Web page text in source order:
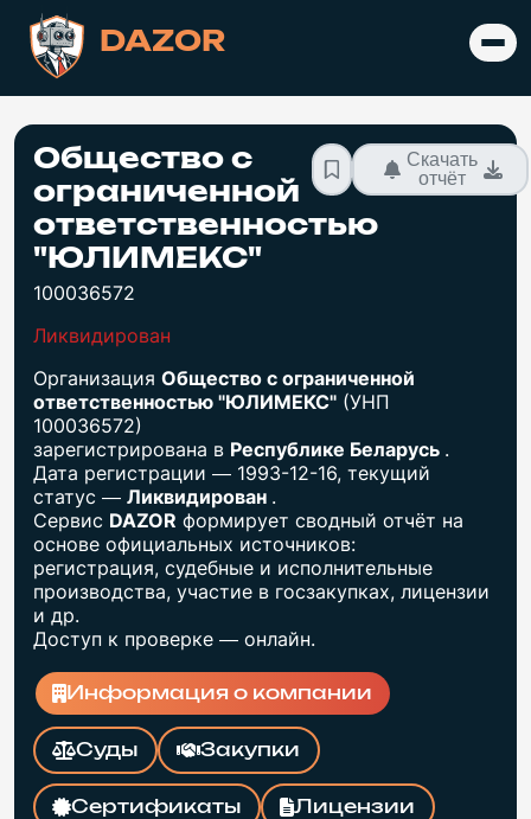
DAZOR
Общество с
ограниченной
ответственностью
"ЮЛИМЕКС"
100036572
Скачать
отчёт
Ликвидирован
Организация Общество с ограниченной
ответственностью "ЮЛИМЕКС" (УНП
100036572)
зарегистрирована в Республике Беларусь .
Дата регистрации — 1993-12-16, текущий
статус — Ликвидирован .
Сервис DAZOR формирует сводный отчёт на
основе официальных источников:
регистрация, судебные и исполнительные
производства, участие в госзакупках, лицензии
и др.
Доступ к проверке — онлайн.
Информация о компании
Суды Закупки
Сертификаты Лицензии